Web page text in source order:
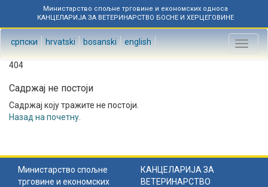
Министарство спољне трговине и економских односа
КАНЦЕЛАРИЈА ЗА ВЕТЕРИНАРСТВО БОСНЕ И ХЕРЦЕГОВИНЕ
српски hrvatski bosanski english
Toggle
404
Садржај не постоји
Садржај коју тражите не постоји.
Назад на почетну
Министарство спољне
трговине и економских
КАНЦЕЛАРИЈА ЗА
ВЕТЕРИНАРСТВО